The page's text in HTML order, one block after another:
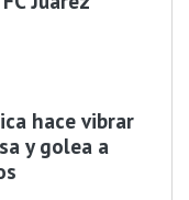
hace vibrar
y golea a